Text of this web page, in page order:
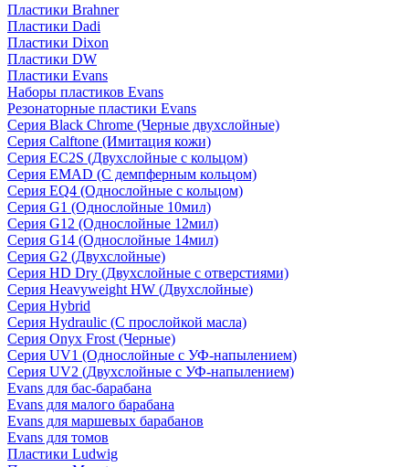
Пластики Brahner
Пластики Dadi
Пластики Dixon
Пластики DW
Пластики Evans
Наборы пластиков Evans
Резонаторные пластики Evans
Серия Black Chrome (Черные двухслойные)
Серия Calftone (Имитация кожи)
Серия EC2S (Двухслойные с кольцом)
Серия EMAD (С демпферным кольцом)
Серия EQ4 (Однослойные с кольцом)
Серия G1 (Однослойные 10мил)
Серия G12 (Однослойные 12мил)
Серия G14 (Однослойные 14мил)
Серия G2 (Двухслойные)
Серия HD Dry (Двухслойные с отверстиями)
Серия Heavyweight HW (Двухслойные)
Серия Hybrid
Серия Hydraulic (С прослойкой масла)
Серия Onyx Frost (Черные)
Серия UV1 (Однослойные с УФ-напылением)
Серия UV2 (Двухслойные с УФ-напылением)
Evans для бас-барабана
Evans для малого барабана
Evans для маршевых барабанов
Evans для томов
Пластики Ludwig